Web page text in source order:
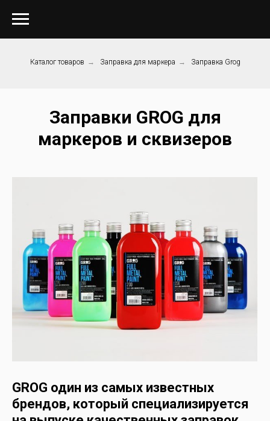
Каталог товаров → Заправка для маркера → Заправка Grog
Заправки GROG для
маркеров и сквизеров
GROG один из самых известных
брендов, который специализируется